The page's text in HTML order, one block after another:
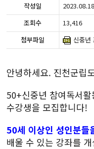
작성일
조회수
13,416
첨부파일
신중년
안녕하세요. 진천군립
50+신중년 참여독서활
수강생을 모집합니다!
50세 이상인 성인분들
배울 수 있는 강좌를